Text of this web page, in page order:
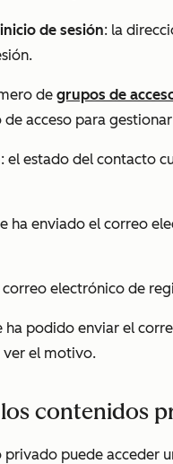
de sesión: la
de grupos de
de acceso para
: el estado del contacto
ha enviado el correo
correo electrónico de
ha podido enviar el
ver el motivo.
los contenidos
privado puede acceder